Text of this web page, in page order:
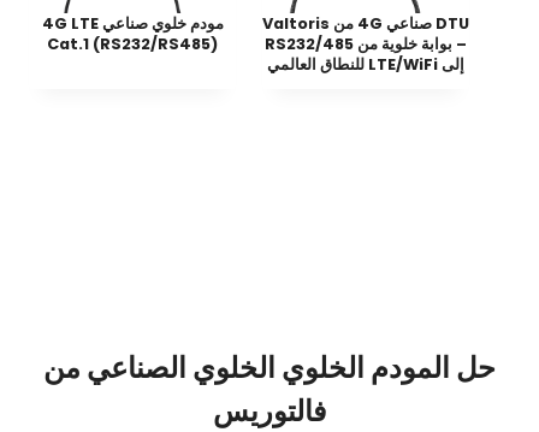
DTU صناعي 4G من Valtoris
– بوابة خلوية من RS232/485
إلى LTE/WiFi للنطاق العالمي
مودم خلوي صناعي 4G LTE
Cat.1 (RS232/RS485)
حل المودم الخلوي الخلوي الصناعي من
فالتوريس